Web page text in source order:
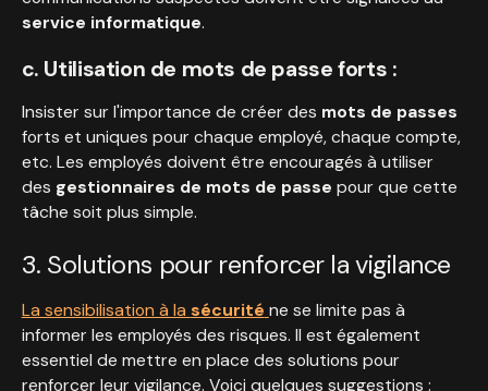
service informatique.
c. Utilisation de mots de passe forts :
Insister sur l'importance de créer des mots de passes
forts et uniques pour chaque employé, chaque compte,
etc. Les employés doivent être encouragés à utiliser
des gestionnaires de mots de passe pour que cette
tâche soit plus simple.
3. Solutions pour renforcer la vigilance
La sensibilisation à la sécurité ne se limite pas à
informer les employés des risques. Il est également
essentiel de mettre en place des solutions pour
renforcer leur vigilance. Voici quelques suggestions :